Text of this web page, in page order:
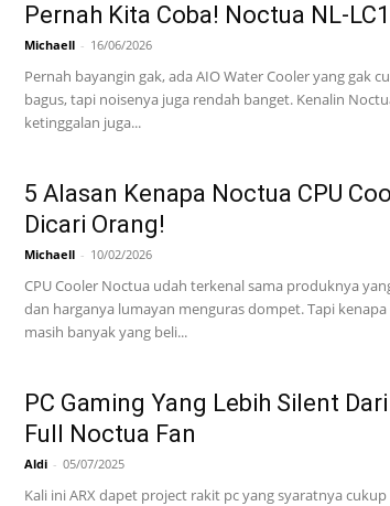
Pernah Kita Coba! Noctua NL-
Michaell - 16/06/2026
Pernah bayangin gak, ada AIO Water Cooler yang gak
bagus, tapi noisenya juga rendah banget. Kenalin
ketinggalan juga...
5 Alasan Kenapa Noctua CPU
Dicari Orang!
Michaell - 10/02/2026
CPU Cooler Noctua udah terkenal sama produknya
dan harganya lumayan menguras dompet. Tapi kenapa
masih banyak yang beli...
PC Gaming Yang Lebih Silent
Full Noctua Fan
Aldi - 05/07/2025
Kali ini ARX dapet project rakit pc yang syaratnya